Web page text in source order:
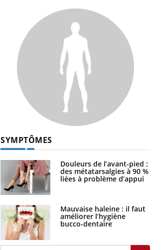
SYMPTÔMES
Douleurs de l’avant-pied :
des métatarsalgies à 90 %
liées à problème d’appui
Mauvaise haleine : il faut
améliorer l’hygiène
bucco-dentaire